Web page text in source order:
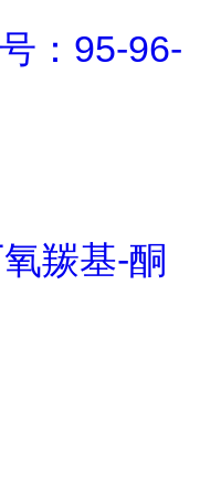
：95-96-
羰基-酮